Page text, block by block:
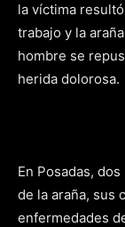
la víctima
trabajo y la
hombre se
herida dolorosa.
En Posadas,
de la araña, sus
enfermedades